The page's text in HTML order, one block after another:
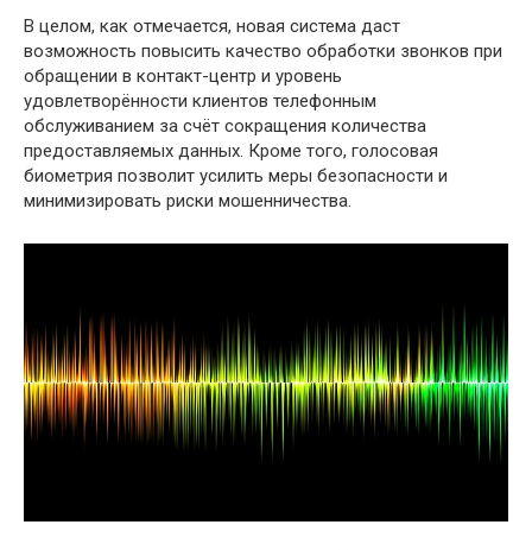
В целом, как отмечается, новая система даст
возможность повысить качество обработки звонков при
обращении в контакт-центр и уровень
удовлетворённости клиентов телефонным
обслуживанием за счёт сокращения количества
предоставляемых данных. Кроме того, голосовая
биометрия позволит усилить меры безопасности и
минимизировать риски мошенничества.